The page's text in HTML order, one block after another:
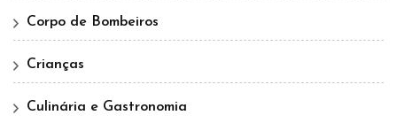
Corpo de Bombeiros
Crianças
Culinária e Gastronomia